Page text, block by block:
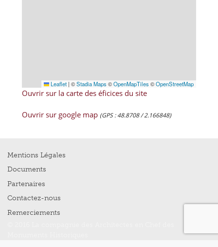
Leaflet | ©Stadia Maps ©OpenMapTiles ©OpenStreetMap
Ouvrir sur la carte des éficices du site
Ouvrir sur google map (GPS : 48.8708 / 2.166848)
Mentions Légales
Documents
Partenaires
Contactez-nous
Remerciements